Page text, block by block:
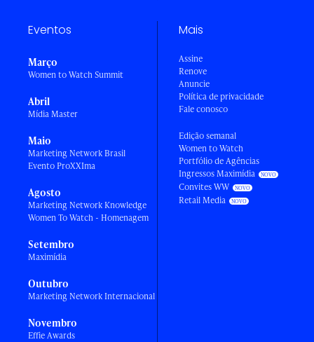
Eventos
Março
Women to Watch Summit
Abril
Mídia Master
Maio
Marketing Network Brasil
Evento ProXXIma
Agosto
Marketing Network Knowledge
Women To Watch - Homenagem
Setembro
Maximídia
Outubro
Marketing Network Internacional
Novembro
Effie Awards
Mais
Assine
Renove
Anuncie
Política de privacidade
Fale conosco
Edição semanal
Women to Watch
Portfólio de Agências
Ingressos Maximídia
Convites WW
Retail Media